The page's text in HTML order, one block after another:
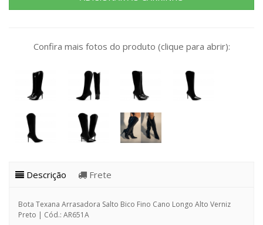
Confira mais fotos do produto (clique para abrir):
Descrição Frete
Bota Texana Arrasadora Salto Bico Fino Cano Longo Alto Verniz
Preto | Cód.: AR651A